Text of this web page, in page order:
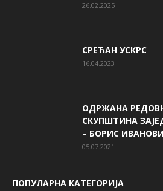
26.02.2025
СРЕЋАН УСКРС
16.04.2023
ОДРЖАНА
СКУПШТИНА
– БОРИС
05.07.2021
ПОПУЛАРНА КАТЕГОРИЈА